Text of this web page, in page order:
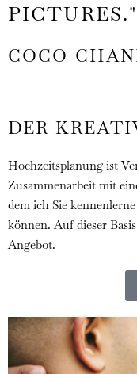
PICTURES."
COCO
DER
Hochzeitsplanung ist
Zusammenarbeit mit
dem ich Sie
können. Auf dieser
Angebot.